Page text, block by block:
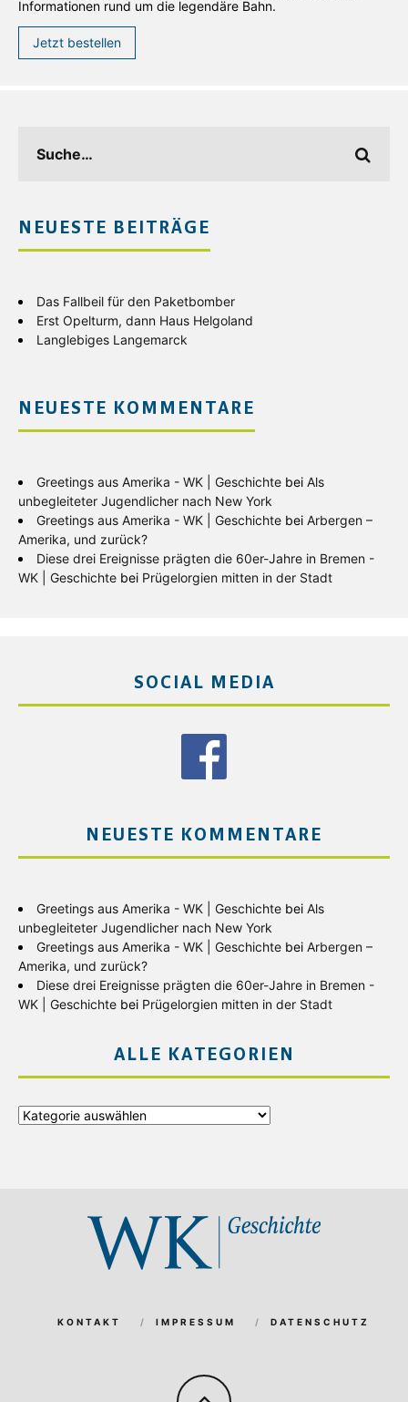
Informationen rund um die legendäre Bahn.
Jetzt bestellen
NEUESTE BEITRÄGE
Das Fallbeil für den Paketbomber
Erst Opelturm, dann Haus Helgoland
Langlebiges Langemarck
NEUESTE KOMMENTARE
Greetings aus Amerika - WK | Geschichte bei Als
unbegleiteter Jugendlicher nach New York
Greetings aus Amerika - WK | Geschichte bei Arbergen –
Amerika, und zurück?
Diese drei Ereignisse prägten die 60er-Jahre in Bremen -
WK | Geschichte bei Prügelorgien mitten in der Stadt
SOCIAL MEDIA
NEUESTE KOMMENTARE
Greetings aus Amerika - WK | Geschichte bei Als
unbegleiteter Jugendlicher nach New York
Greetings aus Amerika - WK | Geschichte bei Arbergen –
Amerika, und zurück?
Diese drei Ereignisse prägten die 60er-Jahre in Bremen -
WK | Geschichte bei Prügelorgien mitten in der Stadt
ALLE KATEGORIEN
Alle
KONTAKT IMPRESSUM DATENSCHUTZ